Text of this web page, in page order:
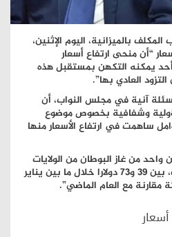
بالميزانية، اليوم الإثنين،
“أن منحى ارتفاع أسعار
أحد يمكنه التكهن بمستقبل هذه
التزود العادي بها”.
آنية في مجلس النواب، أن
وشفافية بخصوص موضوع
ساهمت في ارتفاع الأسعار منها
من غاز البوطان من الولايات
المتحدة الأمريكية إلى المغرب، بين 39 و73 دولارا خلال ما بين يناير